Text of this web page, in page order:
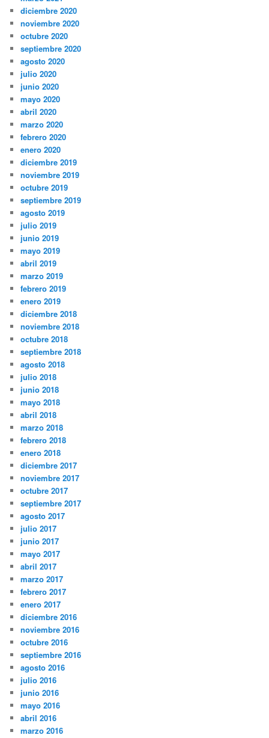
diciembre 2020
noviembre 2020
octubre 2020
septiembre 2020
agosto 2020
julio 2020
junio 2020
mayo 2020
abril 2020
marzo 2020
febrero 2020
enero 2020
diciembre 2019
noviembre 2019
octubre 2019
septiembre 2019
agosto 2019
julio 2019
junio 2019
mayo 2019
abril 2019
marzo 2019
febrero 2019
enero 2019
diciembre 2018
noviembre 2018
octubre 2018
septiembre 2018
agosto 2018
julio 2018
junio 2018
mayo 2018
abril 2018
marzo 2018
febrero 2018
enero 2018
diciembre 2017
noviembre 2017
octubre 2017
septiembre 2017
agosto 2017
julio 2017
junio 2017
mayo 2017
abril 2017
marzo 2017
febrero 2017
enero 2017
diciembre 2016
noviembre 2016
octubre 2016
septiembre 2016
agosto 2016
julio 2016
junio 2016
mayo 2016
abril 2016
marzo 2016